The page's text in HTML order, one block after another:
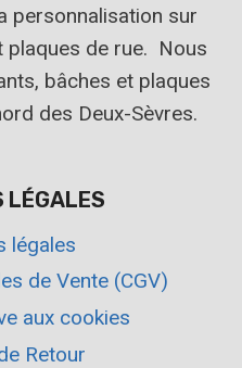
personnalisation sur
plaques de rue. Nous
bâches et plaques
des Deux-Sèvres.
LÉGALES
légales
de Vente (CGV)
aux cookies
Retour